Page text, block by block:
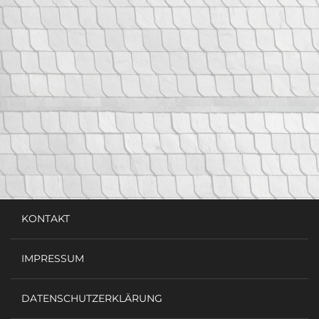
KONTAKT
IMPRESSUM
DATENSCHUTZERKLÄRUNG